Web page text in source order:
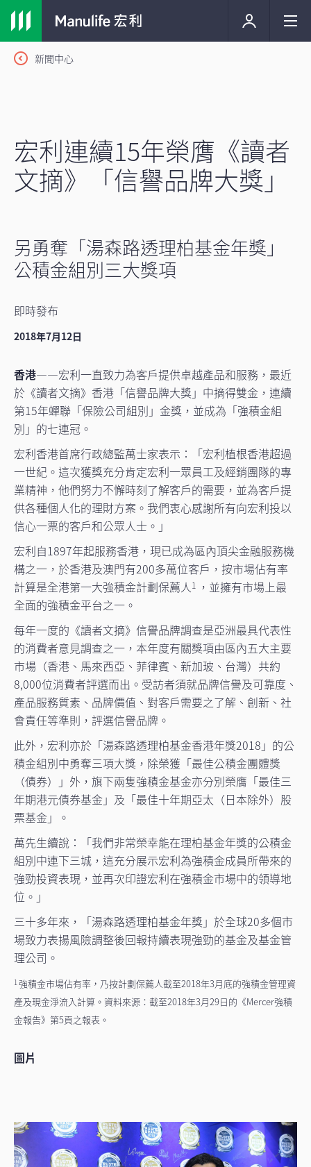
新聞中心
宏利連續15年榮膺《讀者
文摘》「信譽品牌大獎」
另勇奪「湯森路透理柏基金年獎」
公積金組別三大獎項
即時發布
2018年7月12日
香港——宏利一直致力為客戶提供卓越產品和服務，最近
於《讀者文摘》香港「信譽品牌大獎」中摘得雙金，連續
第15年蟬聯「保險公司組別」金獎，並成為「強積金組
別」的七連冠。
宏利香港首席行政總監萬士家表示：「宏利植根香港超過
一世紀。這次獲獎充分肯定宏利一眾員工及經銷團隊的專
業精神，他們努力不懈時刻了解客戶的需要，並為客戶提
供各種個人化的理財方案。我們衷心感謝所有向宏利投以
信心一票的客戶和公眾人士。」
宏利自1897年起服務香港，現已成為區內頂尖金融服務機
構之一，於香港及澳門有200多萬位客戶，按市場佔有率
計算是全港第一大強積金計劃保薦人1 ，並擁有市場上最
全面的強積金平台之一。
每年一度的《讀者文摘》信譽品牌調查是亞洲最具代表性
的消費者意見調查之一，本年度有關獎項由區內五大主要
市場（香港、馬來西亞、菲律賓、新加玻、台灣）共約
8,000位消費者評選而出。受訪者須就品牌信譽及可靠度、
產品服務質素、品牌價值、對客戶需要之了解、創新、社
會責任等準則，評選信譽品牌。
此外，宏利亦於「湯森路透理柏基金香港年獎2018」的公
積金組別中勇奪三項大獎，除榮獲「最佳公積金團體獎
（債券）」外，旗下兩隻強積金基金亦分別榮膺「最佳三
年期港元債券基金」及「最佳十年期亞太（日本除外）股
票基金」。
萬先生續說：「我們非常榮幸能在理柏基金年獎的公積金
組別中連下三城，這充分展示宏利為強積金成員所帶來的
強勁投資表現，並再次印證宏利在強積金市場中的領導地
位。」
三十多年來，「湯森路透理柏基金年獎」於全球20多個市
場致力表揚風險調整後回報持續表現強勁的基金及基金管
理公司。
1強積金市場佔有率，乃按計劃保薦人截至2018年3月底的強積金管理資
產及現金淨流入計算。資料來源：截至2018年3月29日的《Mercer強積
金報告》第5頁之報表。
圖片